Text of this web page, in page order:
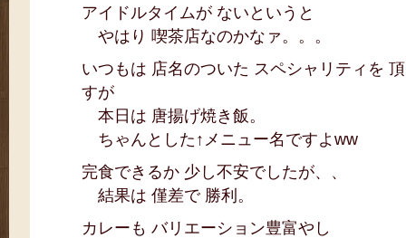
アイドルタイムが ないというと
やはり 喫茶店なのかなァ。。。
いつもは 店名のついた スペシャリティを
すが
本日は 唐揚げ焼き飯。
ちゃんとした↑メニュー名ですよww
完食できるか 少し不安でしたが、、
結果は 僅差で 勝利。
カレーも バリエーション豊富やし